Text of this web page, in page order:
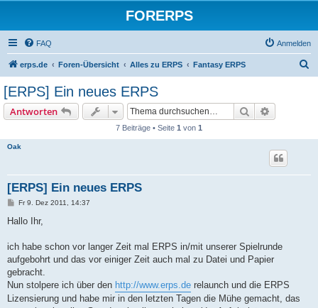
FORERPS
FAQ Anmelden
erps.de Foren-Übersicht Alles zu ERPS Fantasy ERPS
[ERPS] Ein neues ERPS
Antworten Suche
7 Beiträge • Seite 1 von 1
Oak
[ERPS] Ein neues ERPS
B
i
a
Fr 9. Dez 2011, 14:37
Hallo Ihr,
ich habe schon vor langer Zeit mal ERPS in/mit unserer Spielrunde
aufgebohrt und das vor einiger Zeit auch mal zu Datei und Papier
gebracht.
Nun stolpere ich über den http://www.erps.de relaunch und die ERPS
Lizensierung und habe mir in den letzten Tagen die Mühe gemacht, das